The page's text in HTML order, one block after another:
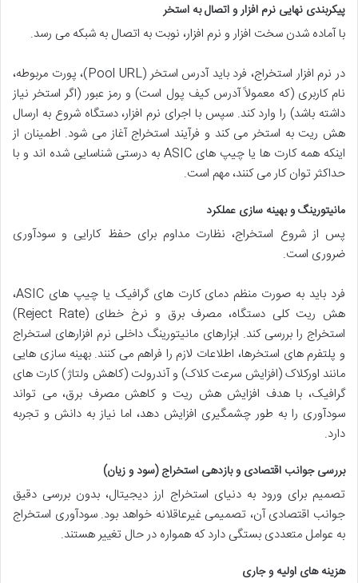
پیکربندی نهایی نرم افزار و اتصال به استخر
با آماده شدن سخت افزار و نرم افزار، نوبت به اتصال به شبکه می رسد.
در نرم افزار استخراج، فرد باید آدرس استخر (Pool URL)، پورت مربوطه،
نام کاربری (که معمولاً آدرس کیف پول است) و رمز عبور (اگر استخر نیاز
داشته باشد) را وارد کند. سپس با اجرای نرم افزار، دستگاه شروع به ارسال
هش ریت به استخر می کند و فرآیند استخراج آغاز می شود. اطمینان از
اینکه همه کارت ها یا چیپ های ASIC به درستی شناسایی شده اند و با
حداکثر توان کار می کنند، مهم است.
مانیتورینگ و بهینه سازی عملکرد
پس از شروع استخراج، نظارت مداوم برای حفظ کارایی و سودآوری
ضروری است.
فرد باید به صورت منظم دمای کارت های گرافیک یا چیپ های ASIC،
هش ریت کلی دستگاه، مصرف برق و نرخ خطای (Reject Rate)
استخراج را بررسی کند. ابزارهای مانیتورینگ داخلی نرم افزارهای استخراج
و پلتفرم های استخرها، اطلاعات لازم را فراهم می کنند. بهینه سازی هایی
مانند اورکلاک (افزایش سرعت کلاک) و آندرولت (کاهش ولتاژ) کارت های
گرافیک، با هدف افزایش هش ریت و کاهش مصرف برق، می تواند
سودآوری را به طور چشمگیری افزایش دهد، اما نیاز به دانش و تجربه
دارد.
بررسی جوانب اقتصادی و بازدهی استخراج (سود و زیان)
تصمیم برای ورود به دنیای استخراج ارز دیجیتال، بدون بررسی دقیق
جوانب اقتصادی آن، تصمیمی غیرعاقلانه خواهد بود. سودآوری استخراج
به عوامل متعددی بستگی دارد که همواره در حال تغییر هستند.
هزینه های اولیه و جاری